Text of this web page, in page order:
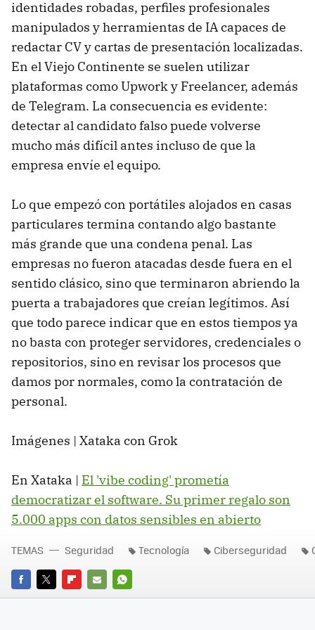
identidades robadas, perfiles profesionales
manipulados y herramientas de IA capaces de
redactar CV y cartas de presentación localizadas.
En el Viejo Continente se suelen utilizar
plataformas como Upwork y Freelancer, además
de Telegram. La consecuencia es evidente:
detectar al candidato falso puede volverse
mucho más difícil antes incluso de que la
empresa envíe el equipo.
Lo que empezó con portátiles alojados en casas
particulares termina contando algo bastante
más grande que una condena penal. Las
empresas no fueron atacadas desde fuera en el
sentido clásico, sino que terminaron abriendo la
puerta a trabajadores que creían legítimos. Así
que todo parece indicar que en estos tiempos ya
no basta con proteger servidores, credenciales o
repositorios, sino en revisar los procesos que
damos por normales, como la contratación de
personal.
Imágenes | Xataka con Grok
En Xataka | El 'vibe coding' prometía
democratizar el software. Su primer regalo son
5.000 apps con datos sensibles en abierto
FACEBOOK
TWITTERFLIPBOARD
E-
WHATSAPP
TEMAS Seguridad Tecnología Ciberseguridad